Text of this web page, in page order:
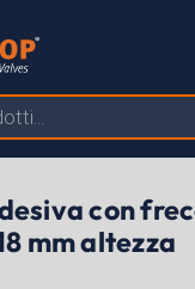
con
mm altezza